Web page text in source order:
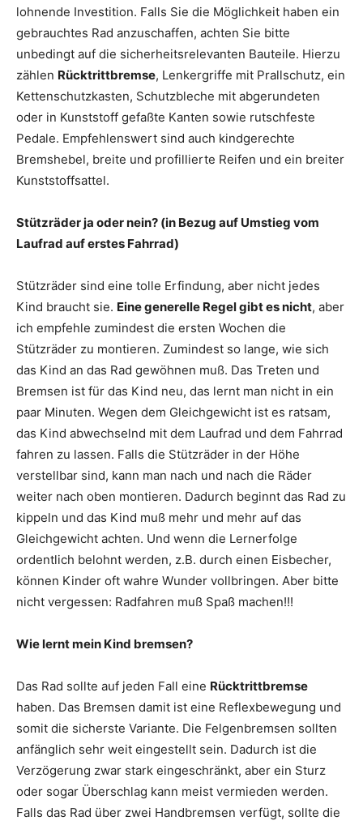
lohnende Investition. Falls Sie die Möglichkeit haben ein
gebrauchtes Rad anzuschaffen, achten Sie bitte
unbedingt auf die sicherheitsrelevanten Bauteile. Hierzu
zählen Rücktrittbremse, Lenkergriffe mit Prallschutz, ein
Kettenschutzkasten, Schutzbleche mit abgerundeten
oder in Kunststoff gefaßte Kanten sowie rutschfeste
Pedale. Empfehlenswert sind auch kindgerechte
Bremshebel, breite und profillierte Reifen und ein breiter
Kunststoffsattel.
Stützräder ja oder nein? (in Bezug auf Umstieg vom
Laufrad auf erstes Fahrrad)
Stützräder sind eine tolle Erfindung, aber nicht jedes
Kind braucht sie. Eine generelle Regel gibt es nicht, aber
ich empfehle zumindest die ersten Wochen die
Stützräder zu montieren. Zumindest so lange, wie sich
das Kind an das Rad gewöhnen muß. Das Treten und
Bremsen ist für das Kind neu, das lernt man nicht in ein
paar Minuten. Wegen dem Gleichgewicht ist es ratsam,
das Kind abwechselnd mit dem Laufrad und dem Fahrrad
fahren zu lassen. Falls die Stützräder in der Höhe
verstellbar sind, kann man nach und nach die Räder
weiter nach oben montieren. Dadurch beginnt das Rad zu
kippeln und das Kind muß mehr und mehr auf das
Gleichgewicht achten. Und wenn die Lernerfolge
ordentlich belohnt werden, z.B. durch einen Eisbecher,
können Kinder oft wahre Wunder vollbringen. Aber bitte
nicht vergessen: Radfahren muß Spaß machen!!!
Wie lernt mein Kind bremsen?
Das Rad sollte auf jeden Fall eine Rücktrittbremse
haben. Das Bremsen damit ist eine Reflexbewegung und
somit die sicherste Variante. Die Felgenbremsen sollten
anfänglich sehr weit eingestellt sein. Dadurch ist die
Verzögerung zwar stark eingeschränkt, aber ein Sturz
oder sogar Überschlag kann meist vermieden werden.
Falls das Rad über zwei Handbremsen verfügt, sollte die